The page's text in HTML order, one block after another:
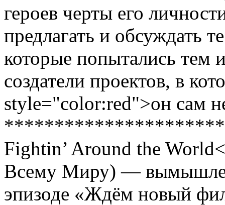
героев черты его
предлагать и обсуждать
которые попытались тем
создатели проектов, в
style="color:red">он сам
Fightin’ Around the
Всему Миру) —
эпизоде «Ждём новый